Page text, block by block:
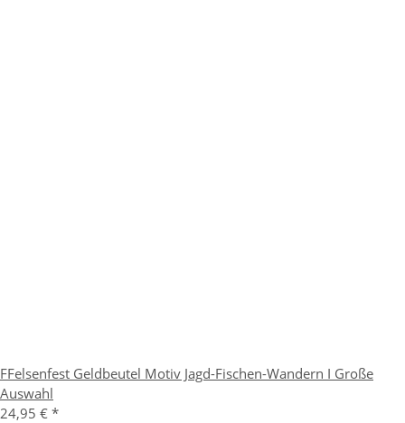
FFelsenfest Geldbeutel Motiv Jagd-Fischen-Wandern I Große
Auswahl
24,95 € *